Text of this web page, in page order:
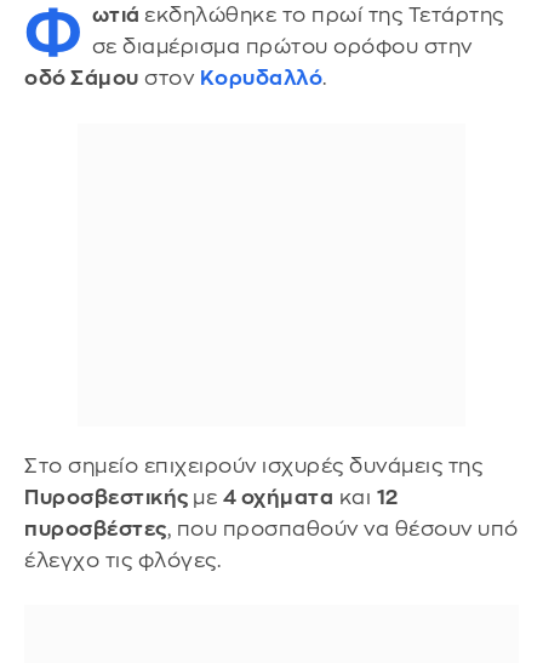
Φ ωτιά εκδηλώθηκε το πρωί της Τετάρτης
σε διαμέρισμα πρώτου ορόφου στην
οδό Σάμου στον Κορυδαλλό.
Στο σημείο επιχειρούν ισχυρές δυνάμεις της
Πυροσβεστικής με 4 οχήματα και 12
πυροσβέστες, που προσπαθούν να θέσουν υπό
έλεγχο τις φλόγες.